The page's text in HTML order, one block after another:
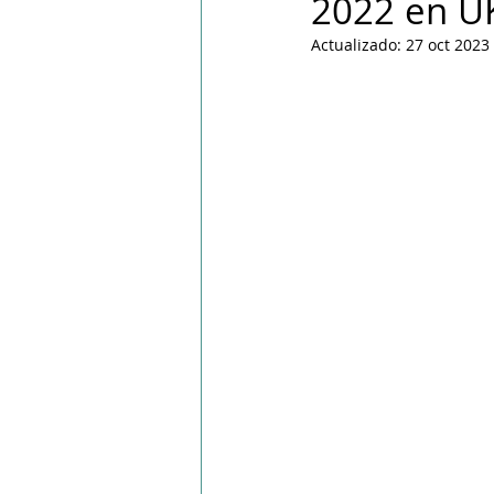
2022 en
Actualizado: 27 oct 2023